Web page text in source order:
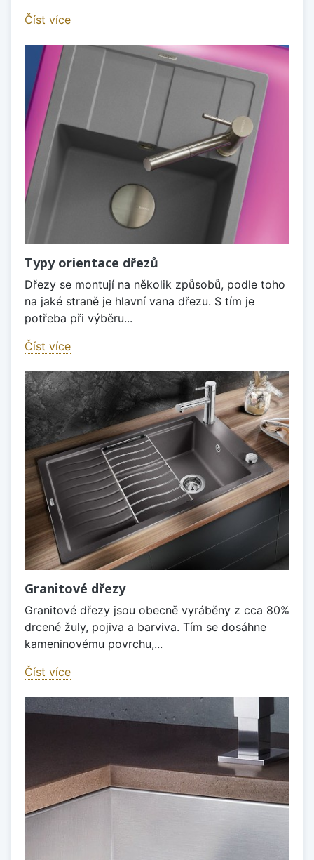
Číst více
Typy orientace dřezů
Dřezy se montují na několik způsobů, podle toho
na jaké straně je hlavní vana dřezu. S tím je
potřeba při výběru...
Číst více
Granitové dřezy
Granitové dřezy jsou obecně vyráběny z cca 80%
drcené žuly, pojiva a barviva. Tím se dosáhne
kameninovému povrchu,...
Číst více